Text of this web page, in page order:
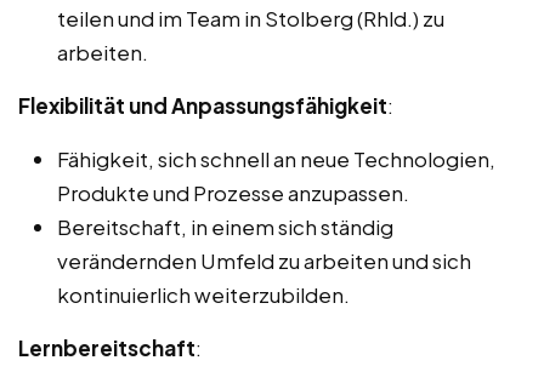
teilen und im Team in Stolberg (Rhld.) zu
arbeiten.
Flexibilität und Anpassungsfähigkeit:
Fähigkeit, sich schnell an neue Technologien,
Produkte und Prozesse anzupassen.
Bereitschaft, in einem sich ständig
verändernden Umfeld zu arbeiten und sich
kontinuierlich weiterzubilden.
Lernbereitschaft: